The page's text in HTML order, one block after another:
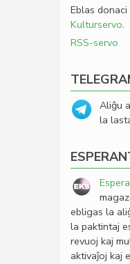
Eblas
Kulturservo.
RSS-servo
Aliĝu
la
ebligas la
la paktintaj
revuoj kaj
aktivaĵoj kaj